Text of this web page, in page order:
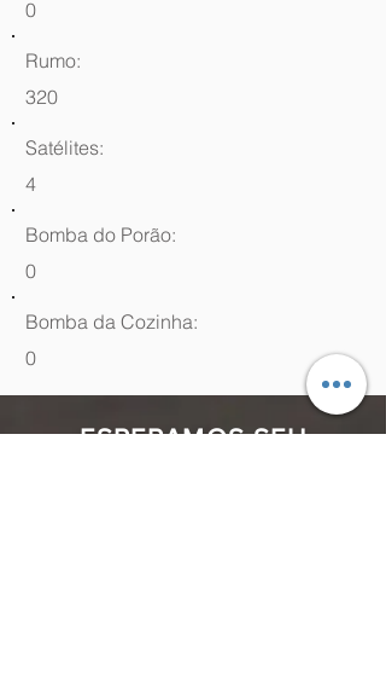
0
Rumo:
320
Satélites:
4
Bomba do Porão:
0
Bomba da Cozinha:
0
ESPERAMOS SEU